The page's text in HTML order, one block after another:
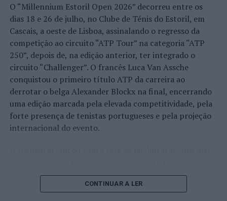
O “Millennium Estoril Open 2026” decorreu entre os
dias 18 e 26 de julho, no Clube de Ténis do Estoril, em
Cascais, a oeste de Lisboa, assinalando o regresso da
competição ao circuito “ATP Tour” na categoria “ATP
250”, depois de, na edição anterior, ter integrado o
circuito “Challenger”. O francês Luca Van Assche
conquistou o primeiro título ATP da carreira ao
derrotar o belga Alexander Blockx na final, encerrando
uma edição marcada pela elevada competitividade, pela
forte presença de tenistas portugueses e pela projeção
internacional do evento.
de um lugar no quadro principal. A cerimónia de
abertura contou com a presença do presidente da
CONTINUAR A LER